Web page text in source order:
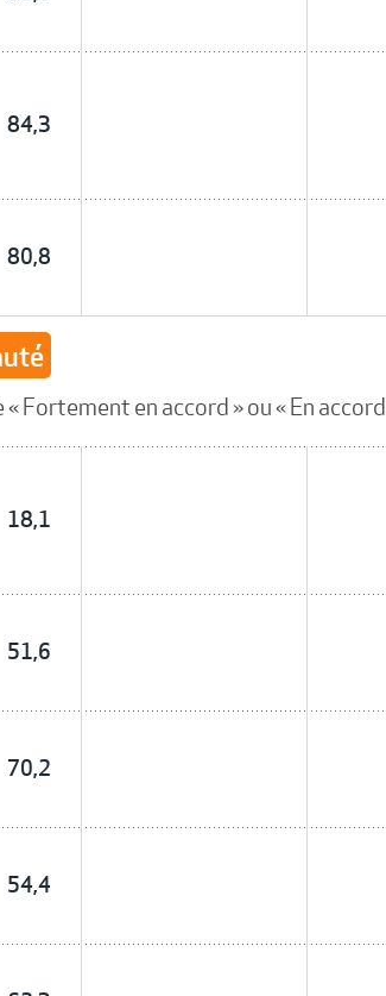
84,3
80,8
en accord » ou « En
18,1
51,6
70,2
54,4